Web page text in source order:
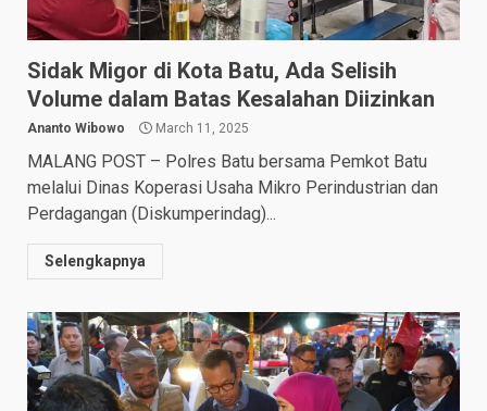
Sidak Migor di Kota Batu, Ada Selisih
Volume dalam Batas Kesalahan Diizinkan
Ananto Wibowo March 11, 2025
MALANG POST – Polres Batu bersama Pemkot Batu
melalui Dinas Koperasi Usaha Mikro Perindustrian dan
Perdagangan (Diskumperindag)...
Selengkapnya